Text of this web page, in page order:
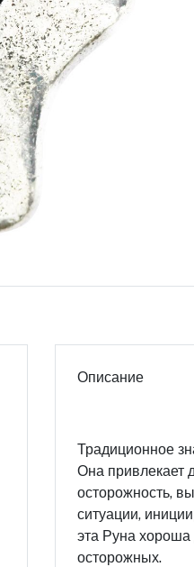
Описание
Традиционное
Она привлекает
осторожность,
ситуации,
эта Руна хороша
осторожных.